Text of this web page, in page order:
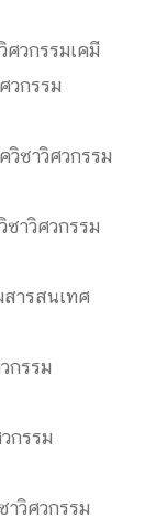
วกรรมเคมี
กรรม
ชาวิศวกรรม
าวิศวกรรม
ารสนเทศ
กรรม
รรม
วิศวกรรม